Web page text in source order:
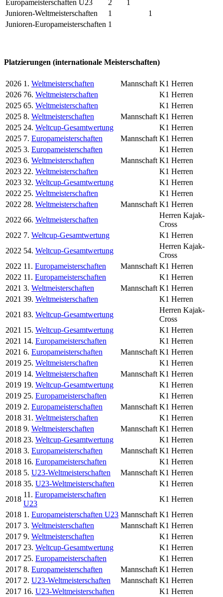
Europameisterschaften U23 2
1
Junioren-Weltmeisterschaften
1
1
Junioren-Europameisterschaften 1
Platzierungen (internationale Meisterschaften)
2026 1. Weltmeisterschaften Mannschaft K1 Herren
2026 76. Weltmeisterschaften
K1 Herren
2025 65. Weltmeisterschaften
K1 Herren
2025 8. Weltmeisterschaften Mannschaft K1 Herren
2025 24. Weltcup-Gesamtwertung
K1 Herren
2025 7. Europameisterschaften Mannschaft K1 Herren
2025 3. Europameisterschaften
K1 Herren
2023 6. Weltmeisterschaften Mannschaft K1 Herren
2023 22. Weltmeisterschaften
K1 Herren
2023 32. Weltcup-Gesamtwertung
K1 Herren
2022 25. Weltmeisterschaften
K1 Herren
2022 28. Weltmeisterschaften Mannschaft K1 Herren
2022 66. Weltmeisterschaften
Herren Kajak-
Cross
2022 7. Weltcup-Gesamtwertung
K1 Herren
2022 54. Weltcup-Gesamtwertung
Herren Kajak-
Cross
2022 11. Europameisterschaften Mannschaft K1 Herren
2022 11. Europameisterschaften
K1 Herren
2021 3. Weltmeisterschaften Mannschaft K1 Herren
2021 39. Weltmeisterschaften
K1 Herren
2021 83. Weltcup-Gesamtwertung
Herren Kajak-
Cross
2021 15. Weltcup-Gesamtwertung
K1 Herren
2021 14. Europameisterschaften
K1 Herren
2021 6. Europameisterschaften Mannschaft K1 Herren
2019 25. Weltmeisterschaften
K1 Herren
2019 14. Weltmeisterschaften Mannschaft K1 Herren
2019 19. Weltcup-Gesamtwertung
K1 Herren
2019 25. Europameisterschaften
K1 Herren
2019 2. Europameisterschaften Mannschaft K1 Herren
2018 31. Weltmeisterschaften
K1 Herren
2018 9. Weltmeisterschaften Mannschaft K1 Herren
2018 23. Weltcup-Gesamtwertung
K1 Herren
2018 3. Europameisterschaften Mannschaft K1 Herren
2018 16. Europameisterschaften
K1 Herren
2018 5. U23-Weltmeisterschaften Mannschaft K1 Herren
2018 35. U23-Weltmeisterschaften
K1 Herren
2018
11. Europameisterschaften
U23
K1 Herren
2018 1. Europameisterschaften U23 Mannschaft K1 Herren
2017 3. Weltmeisterschaften Mannschaft K1 Herren
2017 9. Weltmeisterschaften
K1 Herren
2017 23. Weltcup-Gesamtwertung
K1 Herren
2017 25. Europameisterschaften
K1 Herren
2017 8. Europameisterschaften Mannschaft K1 Herren
2017 2. U23-Weltmeisterschaften Mannschaft K1 Herren
2017 16. U23-Weltmeisterschaften
K1 Herren